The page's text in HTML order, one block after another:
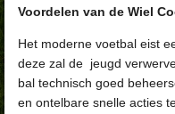
Voordelen van de Wiel
Het moderne voetbal eist
deze zal de jeugd
bal technisch goed
en ontelbare snelle acties